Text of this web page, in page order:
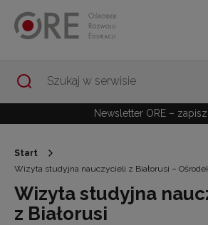
Newsletter ORE –
Start
Wizyta studyjna nauczycieli z Białorusi –
Wizyta studyjna
z Białorusi